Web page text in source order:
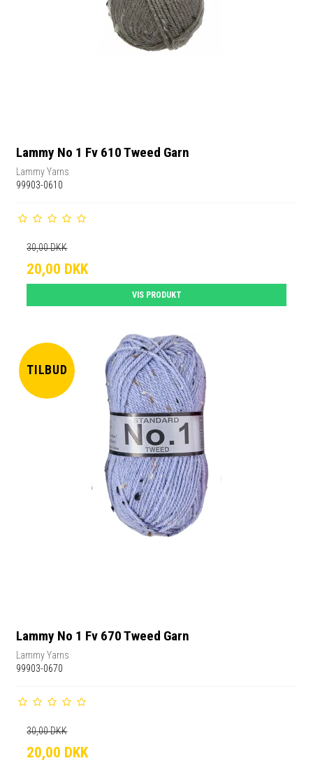
Lammy No 1 Fv 610 Tweed Garn
Lammy Yarns
99903-0610
30,00 DKK
20,00 DKK
VIS PRODUKT
TILBUD
Lammy No 1 Fv 670 Tweed Garn
Lammy Yarns
99903-0670
30,00 DKK
20,00 DKK